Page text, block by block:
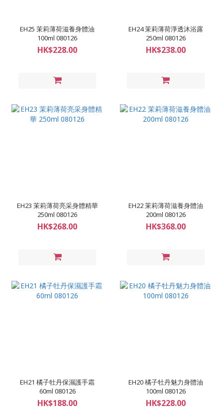
EH25 茉莉薄荷滋養身體油
100ml 080126
HK$228.00
EH24 茉莉薄荷淨透沐浴露
250ml 080126
HK$238.00
EH23 茉莉薄荷亮采身體精華
250ml 080126
HK$268.00
EH22 茉莉薄荷滋養身體油
200ml 080126
HK$368.00
EH21 橘子牡丹保濕護手霜
60ml 080126
HK$188.00
EH20 橘子牡丹魅力身體油
100ml 080126
HK$228.00